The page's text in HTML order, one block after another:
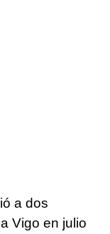
a dos
Vigo en julio